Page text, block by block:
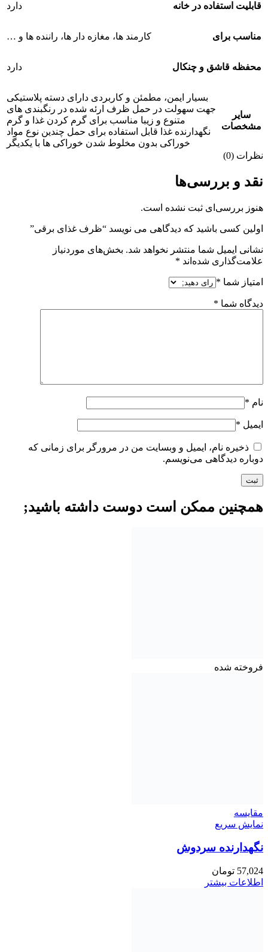
قابلیت استفاده در خانه دارد
مناسب برای کارمند ها، مغازه دار ها، راننده ها و …
محفظه قاشق و چنکال دارد
سایر
مشخصات
بسیار ایمن، مطمئن و کاربردی دارای دسته پلاستیکی
جهت سهولت در حمل ظرف ارئه شده در رنگبندی های
متنوع و زیبا مناسب برای گرم کردن غذا و گرم
نگهدارنده غذا قابل استفاده برای حمل چندین نوع مواد
خوراکی بدون مخلوط شدن خوراکی ها با یکدیگر
نظرات (0)
نقد و بررسی‌ها
هنوز بررسی‌ای ثبت نشده است.
اولین کسی باشید که دیدگاهی می نویسد “ظرف غذای برقی”
نشانی ایمیل شما منتشر نخواهد شد. بخش‌های موردنیاز
علامت‌گذاری شده‌اند *
امتیاز شما *
دیدگاه شما *
نام *
ایمیل *
ذخیره نام، ایمیل و وبسایت من در مرورگر برای زمانی که
دوباره دیدگاهی می‌نویسم.
همچنین ممکن است دوست داشته باشید;
فروخته شده
مقايسه
نمایش سریع
نگهدارنده سردوش
57,024 تومان
اطلاعات بیشتر